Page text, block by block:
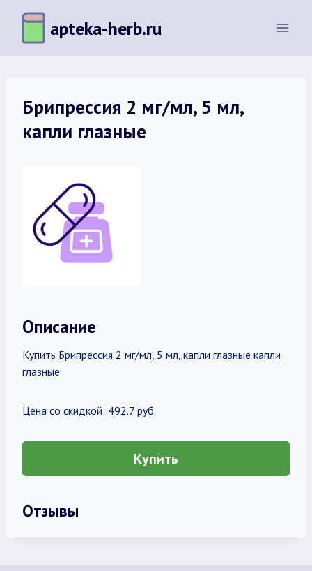
Перейти
содержимому
apteka-herb.ru
Брипрессия 2 мг/мл, 5 мл,
капли глазные
Описание
Купить Брипрессия 2 мг/мл, 5 мл, капли глазные капли
глазные
Цена со скидкой: 492.7 руб.
Купить
Отзывы